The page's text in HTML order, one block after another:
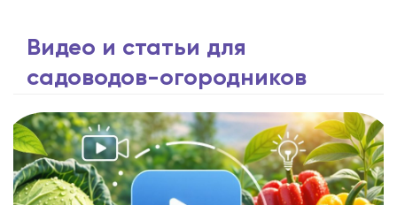
Видео и статьи для
садоводов-огородников